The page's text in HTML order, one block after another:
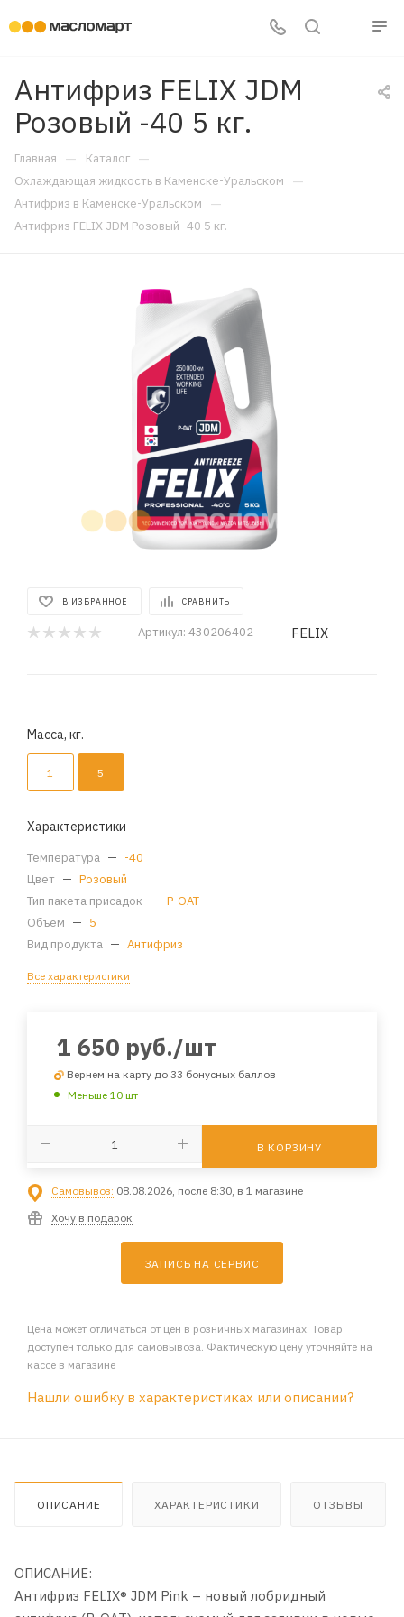
Антифриз FELIX JDM
Розовый -40 5 кг.
Главная — Каталог —
Охлаждающая жидкость в Каменске-Уральском —
Антифриз в Каменске-Уральском —
Антифриз FELIX JDM Розовый -40 5 кг.
В ИЗБРАННОЕ СРАВНИТЬ
Артикул: 430206402 FELIX
Масса, кг.
1 5
Характеристики
Температура — -40
Цвет — Розовый
Тип пакета присадок — P-OAT
Объем — 5
Вид продукта — Антифриз
Все характеристики
1 650 руб./шт
Вернем на карту до 33 бонусных баллов
Меньше 10 шт
В КОРЗИНУ
Самовывоз: 08.08.2026, после 8:30, в 1 магазине
Хочу в подарок
ЗАПИСЬ НА СЕРВИС
Цена может отличаться от цен в розничных магазинах. Товар
доступен только для самовывоза. Фактическую цену уточняйте на
кассе в магазине
Нашли ошибку в характеристиках или описании?
ОПИСАНИЕ ХАРАКТЕРИСТИКИ ОТЗЫВЫ
ОПИСАНИЕ:
Антифриз FELIX® JDM Pink – новый лобридный